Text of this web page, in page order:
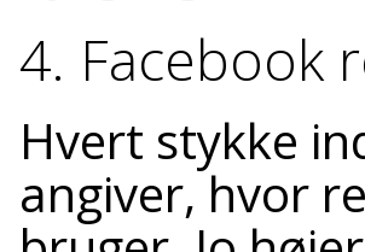
4. Facebook
Hvert stykke
angiver, hvor